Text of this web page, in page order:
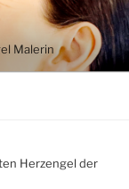
Malerin
Herzengel der